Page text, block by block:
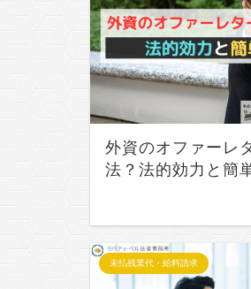
外資のオファーレ
法？法的効力と簡
未払残業代・給料請求